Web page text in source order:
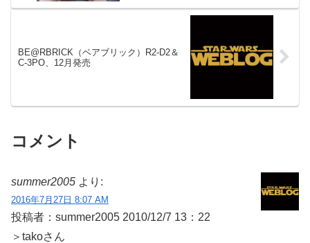
BE@RBRICK（ベアブリック）R2-D2＆
C-3PO、12月発売
コメント
summer2005 より:
2016年7月27日 8:07 AM
投稿者：summer2005 2010/12/7 13：22
＞takoさん